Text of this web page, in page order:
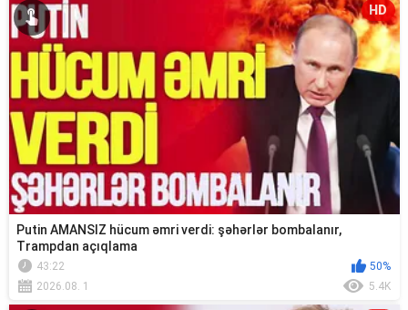
HD
Putin AMANSIZ hücum əmri verdi: şəhərlər bombalanır,
Trampdan açıqlama
43:22
50%
2026.08. 1
5.4K